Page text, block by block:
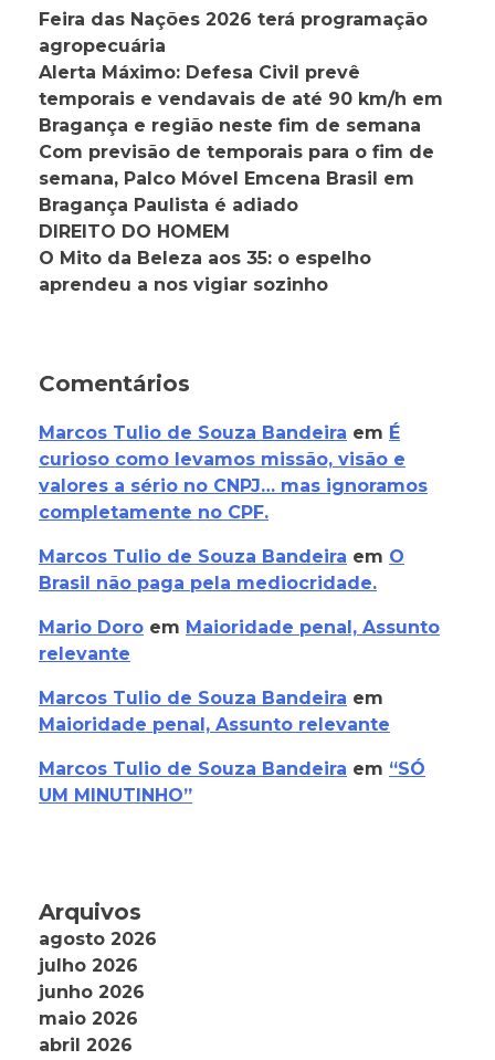
Feira das Nações 2026 terá programação
agropecuária
Alerta Máximo: Defesa Civil prevê
temporais e vendavais de até 90 km/h em
Bragança e região neste fim de semana
Com previsão de temporais para o fim de
semana, Palco Móvel Emcena Brasil em
Bragança Paulista é adiado
DIREITO DO HOMEM
O Mito da Beleza aos 35: o espelho
aprendeu a nos vigiar sozinho
Comentários
Marcos Tulio de Souza Bandeira em É
curioso como levamos missão, visão e
valores a sério no CNPJ… mas ignoramos
completamente no CPF.
Marcos Tulio de Souza Bandeira em O
Brasil não paga pela mediocridade.
Mario Doro em Maioridade penal, Assunto
relevante
Marcos Tulio de Souza Bandeira em
Maioridade penal, Assunto relevante
Marcos Tulio de Souza Bandeira em “SÓ
UM MINUTINHO”
Arquivos
agosto 2026
julho 2026
junho 2026
maio 2026
abril 2026